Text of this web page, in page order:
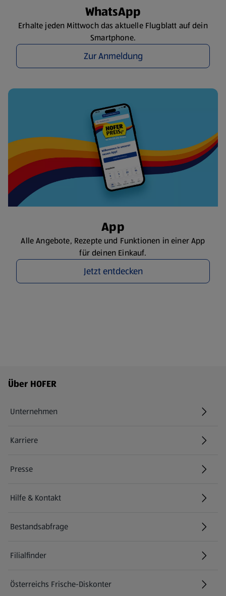
WhatsApp
Erhalte jeden Mittwoch das aktuelle Flugblatt auf dein
Smartphone.
Zur Anmeldung
App
Alle Angebote, Rezepte und Funktionen in einer App
für deinen Einkauf.
Jetzt entdecken
Fußzeilenmenü - weitere Links
Über HOFER
Unternehmen
Karriere
(öffnet in einem neuen Tab)
Presse
Hilfe & Kontakt
(öffnet in einem neuen Tab)
Bestandsabfrage
(öffnet in einem neuen Tab)
Filialfinder
Österreichs Frische-Diskonter